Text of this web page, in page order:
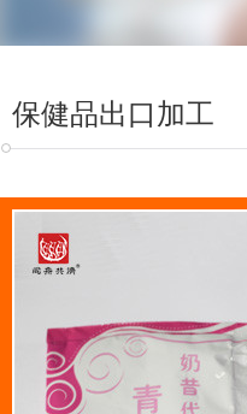
保健品出口加工